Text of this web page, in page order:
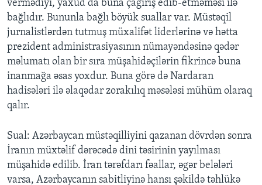
vermədiyi, yaxud da buna çağırış edib-etməməsi ilə
bağlıdır. Bununla bağlı böyük suallar var. Müstəqil
jurnalistlərdən tutmuş müxalifət liderlərinə və hətta
prezident administrasiyasının nümayəndəsinə qədər
məlumatı olan bir sıra müşahidəçilərin fikrincə buna
inanmağa əsas yoxdur. Buna görə də Nardaran
hadisələri ilə əlaqədar zorakılıq məsələsi mühüm olaraq
qalır.
Sual: Azərbaycan müstəqilliyini qazanan dövrdən sonra
İranın müxtəlif dərəcədə dini təsirinin yayılması
müşahidə edilib. İran tərəfdarı fəallar, əgər belələri
varsa, Azərbaycanın sabitliyinə hansı şəkildə təhlükə